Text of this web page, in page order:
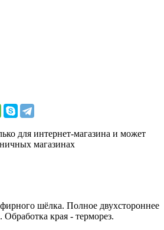
для интернет-магазина и может
магазинах
шёлка. Полное двухстороннее
Обработка края - терморез.